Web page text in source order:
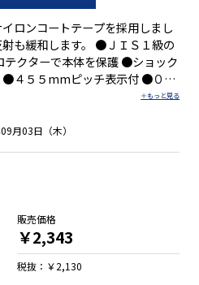
ロンコートテープを採用しまし
も緩和します。 ●ＪＩＳ１級の
クターで本体を保護 ●ショック
●４５５mmピッチ表示付 ●０点
る優れたグリップ性 ●両面目盛
下防止コード付 ●ホルダーとは
月03日（木）
販売価格
￥2,343
税抜：￥2,130